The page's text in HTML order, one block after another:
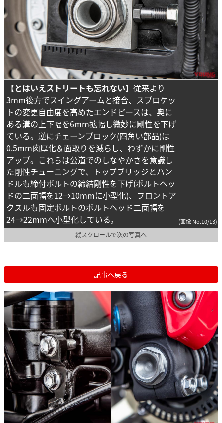
【とはいえストリートも忘れない】 従来より
3mm後方でスイングアームと接合、スプロケッ
トの変更自由度を高めたエンドピースは、奥に
ある溝の上下幅を6mm拡幅し微妙に剛性を下げ
ている。逆にチェーンブロック(四角い部品)は
0.5mm肉厚化＆面取りを減らし、わずかに剛性
アップ。これらは公道でのしなやかさを意識し
た剛性チューニングで、トップブリッジとハン
ドルも締付ボルトの締結剛性を下げ(ボルトヘッ
ドの二面幅を12→10mmに小型化)、フロントア
クスルも固定ボルトのボルトヘッド二面幅を
24→22mmへ小型化している。
(画像 No.10/13)
縦スクロールで次の写真へ
記事へ戻る